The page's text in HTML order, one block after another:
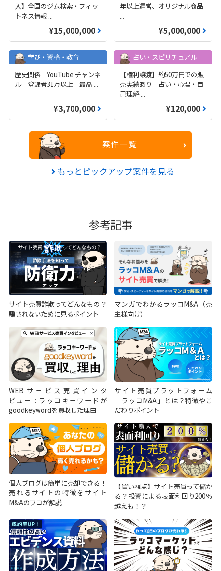
入】全国のジム検索・フィッ
トネス情報 ...
¥15,000,000
年以上運営、オリジナル商品
...
¥5,000,000
学び・資格・教育
歴史関係 YouTube チャンネ
ル 登録者31万以上 最高 ...
¥3,700,000
占い・スピリチュアル
【権利譲渡】約50万円での販
売実績あり｜占い・心理・自
己理解...
¥120,000
案件一覧
もっとピックアップ案件を見る
参考記事
サイト売買詐欺ってどんなもの？
騙されないために見るポイント
マンガでわかるラッコM&A（売
主様向け）
WEBサービス売買インタ
ビュー：ラッコキーワードが
goodkeywordを買収した理由
サイト売買プラットフォーム
「ラッコM&A」とは？特徴やこ
だわりポイント
個人ブログは簡単に売却できる！
売れるサイトの特徴をサイト
M&Aのプロが解説
【買い視点】サイト売買って儲か
る？投資による表面利回り200％
越えも！？